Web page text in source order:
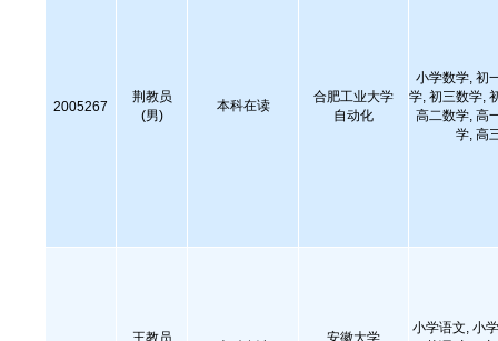
2005267
荆教员
(男)
本科在读
合肥工业大学
自动化
小学数学, 初
学, 初三数学,
高二数学, 高
学, 高
王教员
安徽大学
小学语文, 小